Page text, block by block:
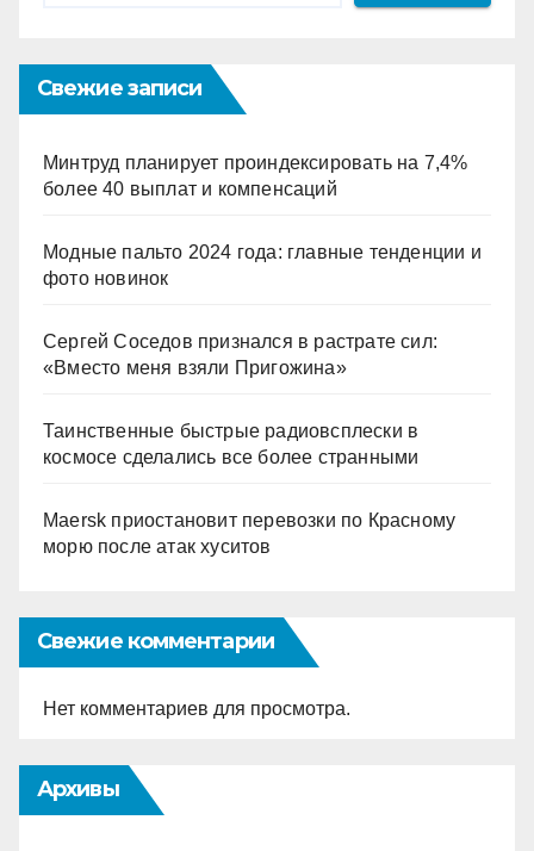
Свежие записи
Минтруд планирует проиндексировать на 7,4%
более 40 выплат и компенсаций
Модные пальто 2024 года: главные тенденции и
фото новинок
Сергей Соседов признался в растрате сил:
«Вместо меня взяли Пригожина»
Таинственные быстрые радиовсплески в
космосе сделались все более странными
Maersk приостановит перевозки по Красному
морю после атак хуситов
Свежие комментарии
Нет комментариев для просмотра.
Архивы